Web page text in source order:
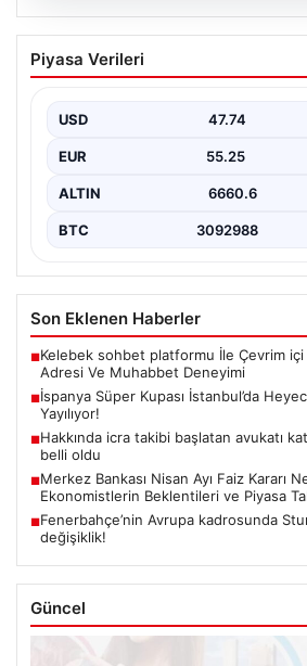
07.08.2026
İspanya Süper Kupası
Heyecan Dalga Dalga
büyük bir organizasyona ev sahipliği
hazırlanıyor. İspanya…
Piyasa Verileri
USD 47.74
EUR 55.25
ALTIN 6660.6
BTC 3092988
Son Eklenen Haberler
■Kelebek sohbet platformu İle Çevrim
Adresi Ve Muhabbet Deneyimi
■İspanya Süper Kupası İstanbul’da
Yayılıyor!
■Hakkında icra takibi başlatan avukatı
belli oldu
■Merkez Bankası Nisan Ayı Faiz Kararı
Ekonomistlerin Beklentileri ve Piyasa
■Fenerbahçe’nin Avrupa kadrosunda
değişiklik!
Güncel